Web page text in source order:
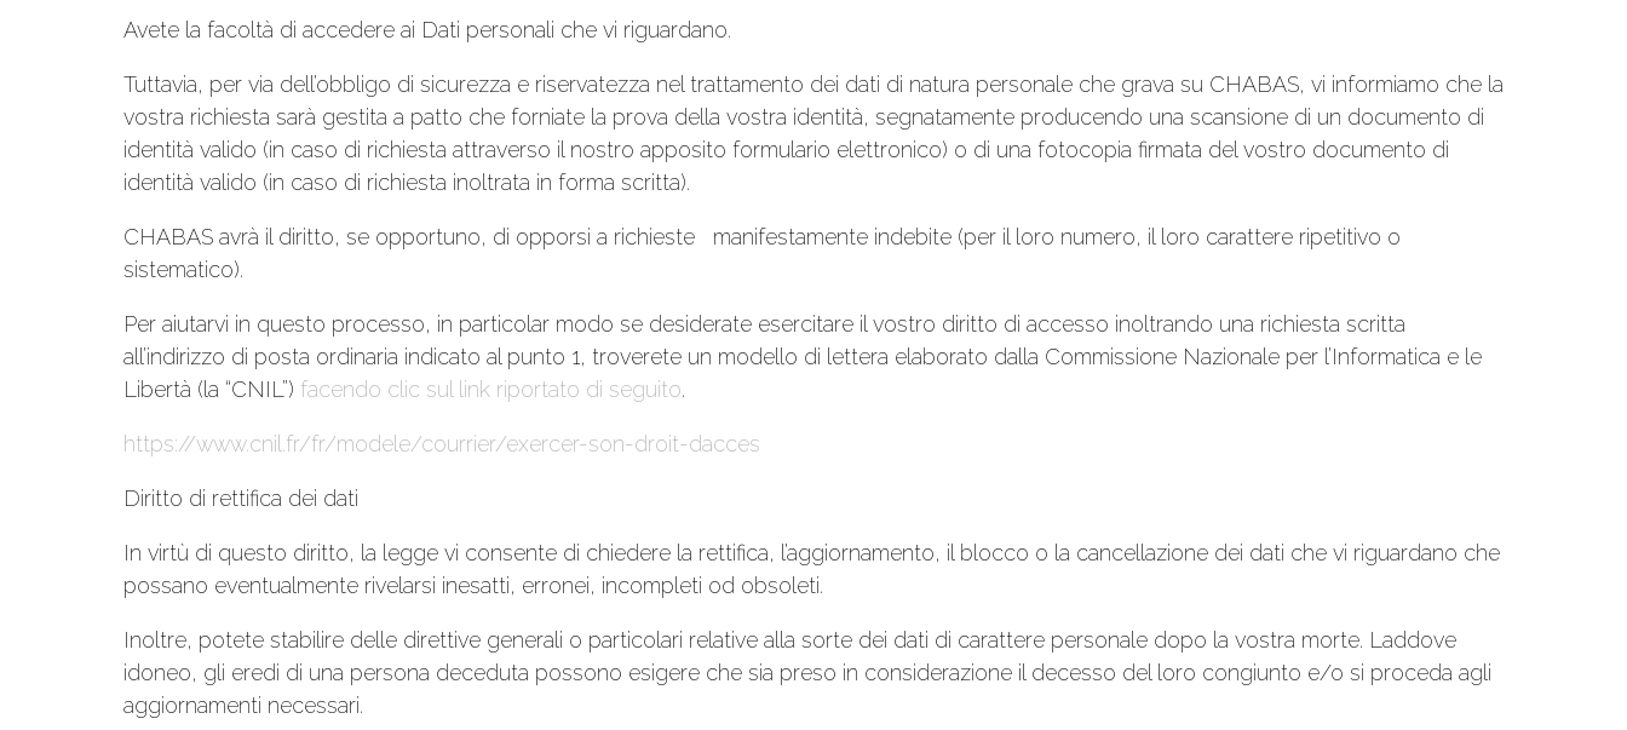
Avete la facoltà di accedere ai Dati personali che vi riguardano.
Tuttavia, per via dell’obbligo di sicurezza e riservatezza nel trattamento dei dati di natura personale che grava su CHABAS, vi informiamo che la
vostra richiesta sarà gestita a patto che forniate la prova della vostra identità, segnatamente producendo una scansione di un documento di
identità valido (in caso di richiesta attraverso il nostro apposito formulario elettronico) o di una fotocopia firmata del vostro documento di
identità valido (in caso di richiesta inoltrata in forma scritta).
CHABAS avrà il diritto, se opportuno, di opporsi a richieste manifestamente indebite (per il loro numero, il loro carattere ripetitivo o
sistematico).
Per aiutarvi in questo processo, in particolar modo se desiderate esercitare il vostro diritto di accesso inoltrando una richiesta scritta
all’indirizzo di posta ordinaria indicato al punto 1, troverete un modello di lettera elaborato dalla Commissione Nazionale per l’Informatica e le
Libertà (la “CNIL”) facendo clic sul link riportato di seguito.
https://www.cnil.fr/fr/modele/courrier/exercer-son-droit-dacces
Diritto di rettifica dei dati
In virtù di questo diritto, la legge vi consente di chiedere la rettifica, l’aggiornamento, il blocco o la cancellazione dei dati che vi riguardano che
possano eventualmente rivelarsi inesatti, erronei, incompleti od obsoleti.
Inoltre, potete stabilire delle direttive generali o particolari relative alla sorte dei dati di carattere personale dopo la vostra morte. Laddove
idoneo, gli eredi di una persona deceduta possono esigere che sia preso in considerazione il decesso del loro congiunto e/o si proceda agli
aggiornamenti necessari.